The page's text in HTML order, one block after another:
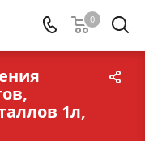
0
1л,